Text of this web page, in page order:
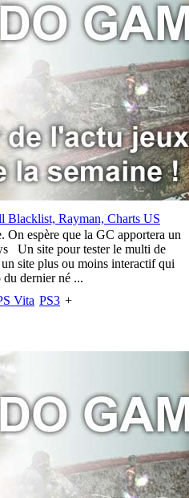
Blacklist, Rayman, Charts US
On espère que la GC apportera un
Un site pour tester le multi de
site plus ou moins interactif qui
dernier né ...
Vita PS3 +